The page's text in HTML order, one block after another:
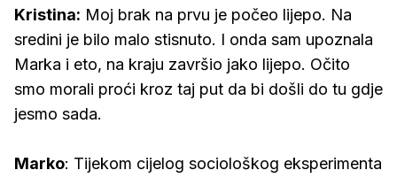
Kristina: Moj brak na prvu je počeo lijepo. Na
sredini je bilo malo stisnuto. I onda sam upoznala
Marka i eto, na kraju završio jako lijepo. Očito
smo morali proći kroz taj put da bi došli do tu gdje
jesmo sada.
Marko: Tijekom cijelog sociološkog eksperimenta